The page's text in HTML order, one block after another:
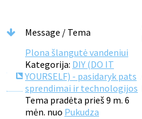
Message / Tema
Plona šlangutė vandeniui
Kategorija: DIY (DO IT
YOURSELF) - pasidaryk pats
sprendimai ir technologijos
Tema pradėta prieš 9 m. 6
mėn. nuo Pukudza